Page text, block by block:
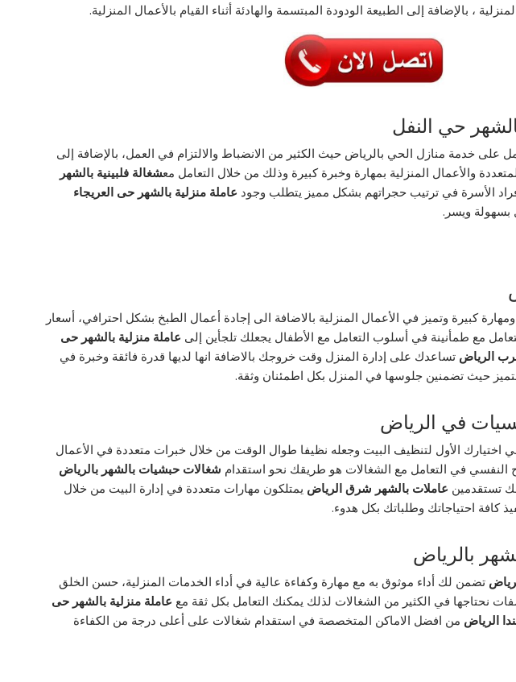
، بالإضافة إلى الطبيعة الودودة المبتسمة والهادئة أثناء القيام بالأعمال المنزلية.
حي النفل
على خدمة منازل الحي بالرياض حيث الكثير من الانضباط والالتزام في العمل، بالإضافة إلى
والأعمال المنزلية بمهارة وخبرة كبيرة وذلك من خلال التعامل معشغالة فلبينية بالشهر
الأسرة في ترتيب حجراتهم بشكل مميز يتطلب وجود عاملة منزلية بالشهر حى العريجاء
بسهولة ويسر.
كبيرة وتميز في الأعمال المنزلية بالاضافة الى إجادة أعمال الطبخ بشكل احترافي، أسعار
مع طمأنينة في أسلوب التعامل مع الأطفال يجعلك تلجأين إلى عاملة منزلية بالشهر حى
الرياض تساعدك على إدارة المنزل وقت خروجك بالاضافة انها لديها قدرة فائقة وخبرة في
متميز حيث تضمنين جلوسها في المنزل بكل اطمئنان وثقة.
في الرياض
اختيارك الأول لتنظيف البيت وجعله نظيفا طوال الوقت من خلال خبرات متعددة في الأعمال
النفسي في التعامل مع الشغالات هو طريقك نحو استقدام شغالات حبشيات بالشهر بالرياض
تستقدمين عاملات بالشهر شرق الرياض يمتلكون مهارات متعددة في إدارة البيت من خلال
كافة احتياجاتك وطلباتك بكل هدوء.
بالرياض
تضمن لك أداء موثوق به مع مهارة وكفاءة عالية في أداء الخدمات المنزلية، حسن الخلق
نحتاجها في الكثير من الشغالات لذلك يمكنك التعامل بكل ثقة مع عاملة منزلية بالشهر حى
الرياض من افضل الاماكن المتخصصة في استقدام شغالات على أعلى درجة من الكفاءة